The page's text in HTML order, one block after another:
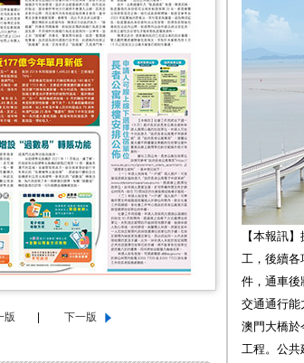
【本報訊
工，後續各
件，通車後
交通通行能
澳門大橋於
工程。公共